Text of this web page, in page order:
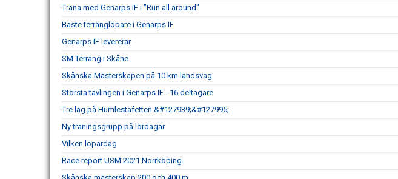
Träna med Genarps IF i "Run all around"
Bäste terränglöpare i Genarps IF
Genarps IF levererar
SM Terräng i Skåne
Skånska Mästerskapen på 10 km landsväg
Största tävlingen i Genarps IF - 16 deltagare
Tre lag på Humlestafetten &#127939;&#127995;
Ny träningsgrupp på lördagar
Vilken löpardag
Race report USM 2021 Norrköping